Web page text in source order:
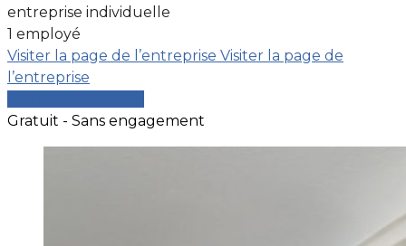
entreprise individuelle
1 employé
Visiter la page de l’entreprise Visiter la page de
l’entreprise
Gratuit - Sans engagement